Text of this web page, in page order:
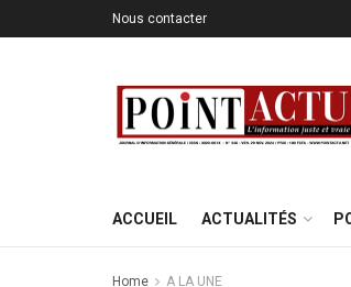
Nous contacter
ACCUEIL ACTUALITÉS
Home A LA UNE